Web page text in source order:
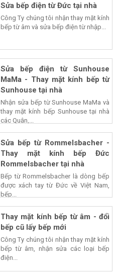
Sửa bếp điện từ Đức tại nhà
Công Ty chúng tôi nhận thay mặt kính
bếp từ âm và sửa bếp điện từ nhập...
Sửa bếp điện từ Sunhouse
MaMa - Thay mặt kính bếp từ
Sunhouse tại nhà
Nhận sửa bếp từ Sunhouse MaMa và
thay mặt kính bếp Sunhouse tại nhà
các Quận,...
Sửa bếp từ Rommelsbacher -
Thay mặt kính bếp Đức
Rommelsbacher tại nhà
Bếp từ Rommelsbacher là dòng bếp
được xách tay từ Đức về Việt Nam,
bếp...
Thay mặt kính bếp từ âm - đổi
bếp cũ lấy bếp mới
Công Ty chúng tôi nhận thay mặt kính
bếp từ âm, nhận sửa các loại bếp
điện...